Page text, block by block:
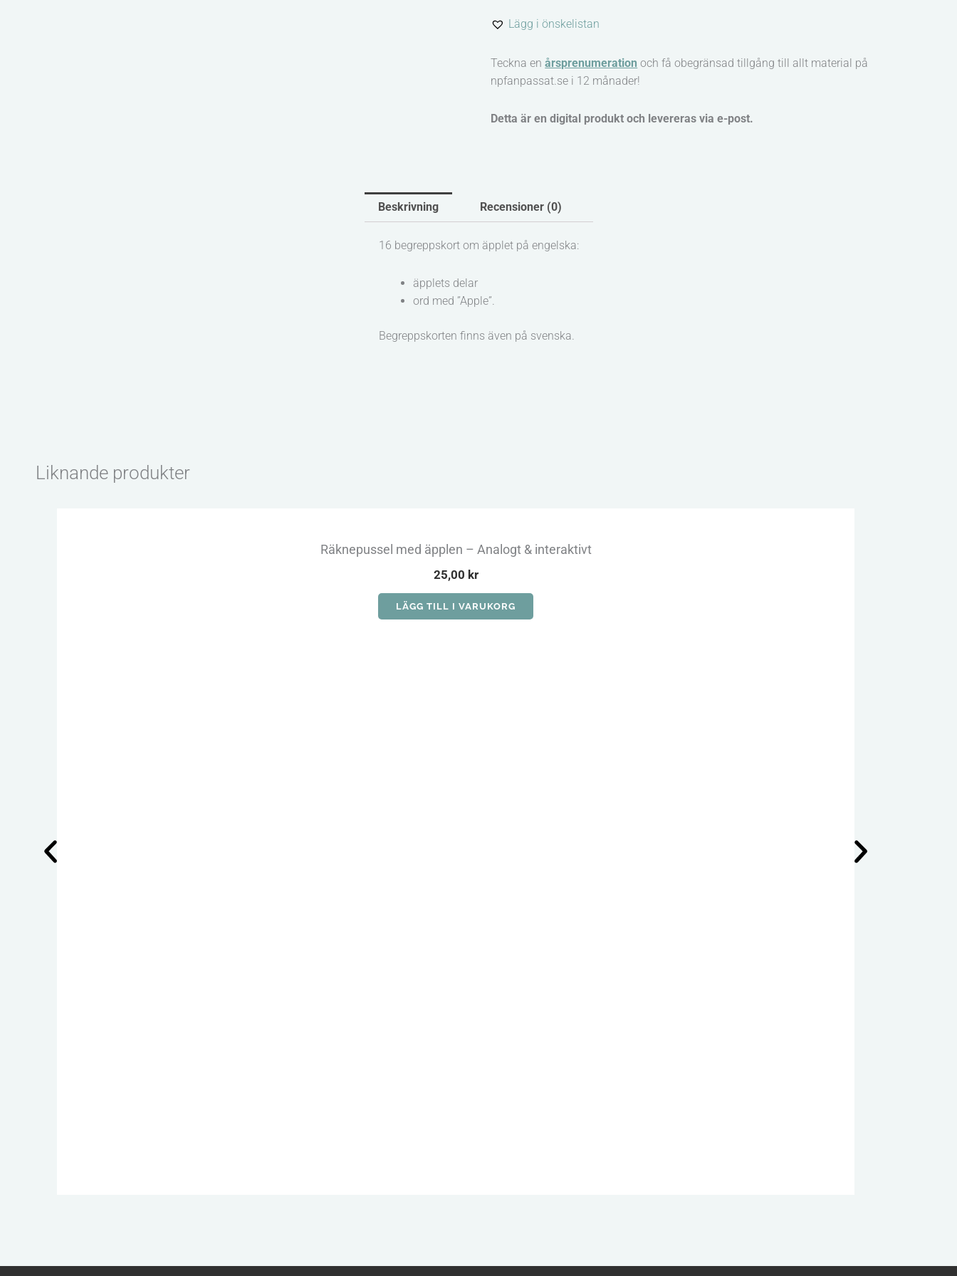
mängdLägg i önskelistan
Teckna enårsprenumeration och få obegränsad tillgång till allt material på
npfanpassat.se i 12 månader!
Detta är en digital produkt och levereras via e-post.
Beskrivning Recensioner (0)
16 begreppskort om äpplet på engelska:
äpplets delar
ord med ”Apple”.
Begreppskorten finns även på svenska.
Liknande produkter
Räknepussel med äpplen – Analogt & interaktivt
25,00 kr
LÄGG TILL I VARUKORG